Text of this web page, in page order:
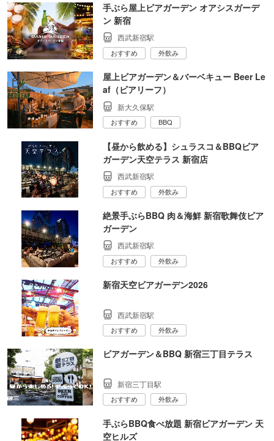
手ぶら屋上ビアガーデン オアシスガーデ
ン 新宿
西武新宿駅
おすすめ 外飲み
屋上ビアガーデン＆バーベキュー Beer Le
af（ビアリーフ）
新大久保駅
おすすめ BBQ
【昼から飲める】シュラスコ＆BBQビア
ガーデン天空テラス 新宿店
西武新宿駅
おすすめ 外飲み
絶景手ぶらBBQ 肉＆海鮮 新宿歌舞伎ビア
ガーデン
西武新宿駅
おすすめ 外飲み
新宿天空ビアガーデン2026
西武新宿駅
おすすめ 外飲み
ビアガーデン＆BBQ 新宿三丁目テラス
新宿三丁目駅
おすすめ 外飲み
手ぶらBBQ食べ放題 新宿ビアガーデン 天
空ヒルズ